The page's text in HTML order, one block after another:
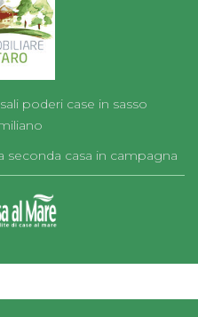
poderi case in sasso
seconda casa in campagna